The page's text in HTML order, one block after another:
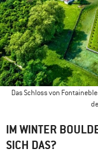
Das Schloss von
IM WINTER
SICH DAS?